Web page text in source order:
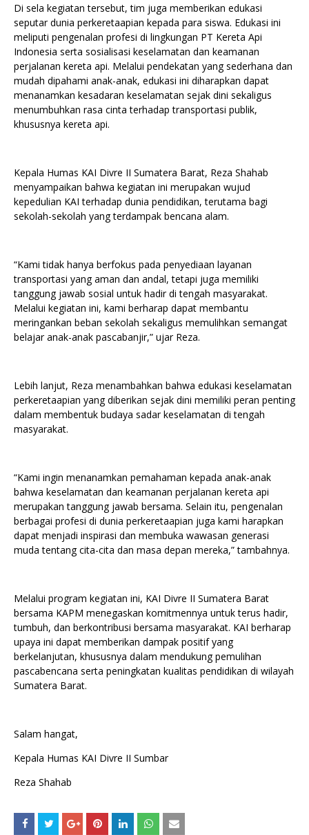
Di sela kegiatan tersebut, tim juga memberikan edukasi
seputar dunia perkeretaapian kepada para siswa. Edukasi ini
meliputi pengenalan profesi di lingkungan PT Kereta Api
Indonesia serta sosialisasi keselamatan dan keamanan
perjalanan kereta api. Melalui pendekatan yang sederhana dan
mudah dipahami anak-anak, edukasi ini diharapkan dapat
menanamkan kesadaran keselamatan sejak dini sekaligus
menumbuhkan rasa cinta terhadap transportasi publik,
khususnya kereta api.
Kepala Humas KAI Divre II Sumatera Barat, Reza Shahab
menyampaikan bahwa kegiatan ini merupakan wujud
kepedulian KAI terhadap dunia pendidikan, terutama bagi
sekolah-sekolah yang terdampak bencana alam.
“Kami tidak hanya berfokus pada penyediaan layanan
transportasi yang aman dan andal, tetapi juga memiliki
tanggung jawab sosial untuk hadir di tengah masyarakat.
Melalui kegiatan ini, kami berharap dapat membantu
meringankan beban sekolah sekaligus memulihkan semangat
belajar anak-anak pascabanjir,” ujar Reza.
Lebih lanjut, Reza menambahkan bahwa edukasi keselamatan
perkeretaapian yang diberikan sejak dini memiliki peran penting
dalam membentuk budaya sadar keselamatan di tengah
masyarakat.
“Kami ingin menanamkan pemahaman kepada anak-anak
bahwa keselamatan dan keamanan perjalanan kereta api
merupakan tanggung jawab bersama. Selain itu, pengenalan
berbagai profesi di dunia perkeretaapian juga kami harapkan
dapat menjadi inspirasi dan membuka wawasan generasi
muda tentang cita-cita dan masa depan mereka,” tambahnya.
Melalui program kegiatan ini, KAI Divre II Sumatera Barat
bersama KAPM menegaskan komitmennya untuk terus hadir,
tumbuh, dan berkontribusi bersama masyarakat. KAI berharap
upaya ini dapat memberikan dampak positif yang
berkelanjutan, khususnya dalam mendukung pemulihan
pascabencana serta peningkatan kualitas pendidikan di wilayah
Sumatera Barat.
Salam hangat,
Kepala Humas KAI Divre II Sumbar
Reza Shahab